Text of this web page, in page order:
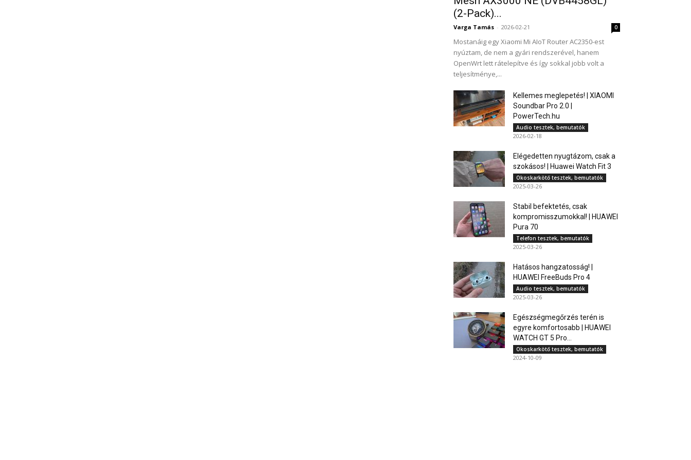
(2-Pack)...
Varga Tamás - 2026-02-21 0
Mostanáig egy Xiaomi Mi AIoT Router AC2350-est
nyúztam, de nem a gyári rendszerével, hanem
OpenWrt lett rátelepítve és így sokkal jobb volt a
teljesítménye,...
Kellemes meglepetés! | XIAOMI
Soundbar Pro 2.0 |
PowerTech.hu
Audio tesztek, bemutatók
2026-02-18
Elégedetten nyugtázom, csak a
szokásos! | Huawei Watch Fit 3
Okoskarkötő tesztek, bemutatók
2025-03-26
Stabil befektetés, csak
kompromisszumokkal! | HUAWEI
Pura 70
Telefon tesztek, bemutatók
2025-03-26
Hatásos hangzatosság! |
HUAWEI FreeBuds Pro 4
Audio tesztek, bemutatók
2025-03-26
Egészségmegőrzés terén is
egyre komfortosabb | HUAWEI
WATCH GT 5 Pro...
Okoskarkötő tesztek, bemutatók
2024-10-09